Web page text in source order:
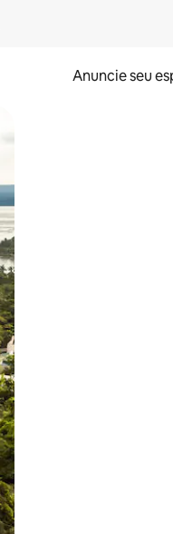
Anuncie seu
o dedo na tela.